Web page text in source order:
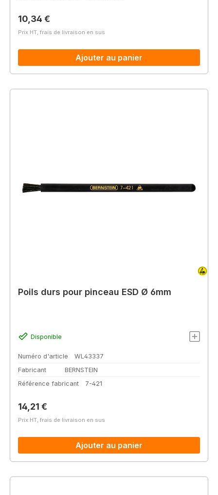
Prix régulier :
10,34 €
Prix HT, frais de livraison en sus
Ajouter au panier
Poils durs pour pinceau ESD Ø 6mm
Disponible
Numéro d'article
WL43337
Fabricant
BERNSTEIN
Référence fabricant
7-421
Prix régulier :
14,21 €
Prix HT, frais de livraison en sus
Ajouter au panier